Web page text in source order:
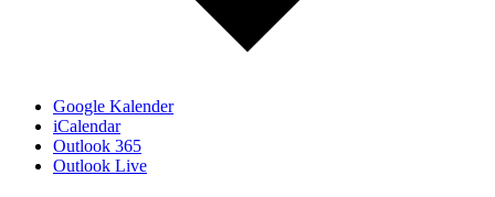
Google Kalender
iCalendar
Outlook 365
Outlook Live